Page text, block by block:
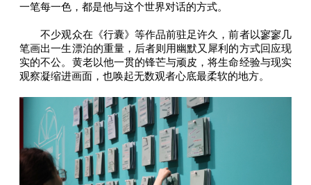
一笔每一色，都是他与这个世界对话的方式。
不少观众在《行囊》等作品前驻足许久，前者以寥寥几
笔画出一生漂泊的重量，后者则用幽默又犀利的方式回应现
实的不公。黄老以他一贯的锋芒与顽皮，将生命经验与现实
观察凝缩进画面，也唤起无数观者心底最柔软的地方。